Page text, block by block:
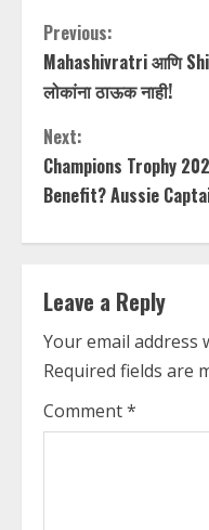
C
o
n
t
u
e
R
e
Previous:
Mahashivratri आणि
लोकांना ठाऊक नाही!
Next:
Champions Trophy
Benefit? Aussie
Leave a Reply
Your email address
Required fields are
Comment*